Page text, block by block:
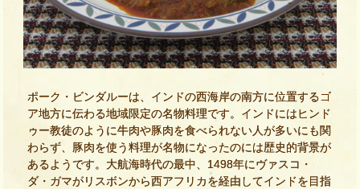
ポーク・ビンダルーは、インドの西海岸の南方に位置するゴ
ア地方に伝わる地域限定の名物料理です。インドにはヒンド
ゥー教徒のように牛肉や豚肉を食べられない人が多いにも関
わらず、豚肉を使う料理が名物になったのには歴史的背景が
あるようです。大航海時代の最中、1498年にヴァスコ・
ダ・ガマがリスボンから西アフリカを経由してインドを目指